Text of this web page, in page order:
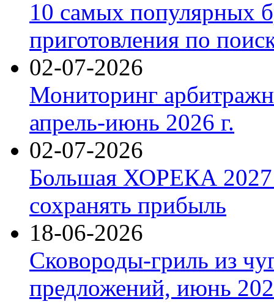
10 самых популярных
приготовления по
02-07-2026
Мониторинг
апрель-июнь 2026 г.
02-07-2026
Большая ХОРЕКА 2027:
сохранять прибыль
18-06-2026
Сковороды-гриль из
предложений, июнь